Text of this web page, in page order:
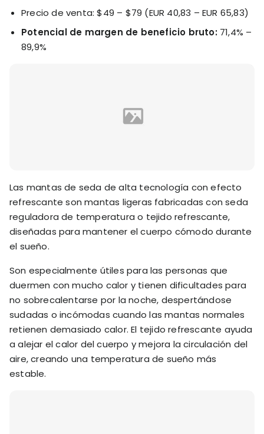
Precio de venta: $49 – $79 (EUR 40,83 – EUR 65,83)
Potencial de margen de beneficio bruto:71,4% –
89,9%
Las mantas de seda de alta tecnología con efecto
refrescante son mantas ligeras fabricadas con seda
reguladora de temperatura o tejido refrescante,
diseñadas para mantener el cuerpo cómodo durante
el sueño.
Son especialmente útiles para las personas que
duermen con mucho calor y tienen dificultades para
no sobrecalentarse por la noche, despertándose
sudadas o incómodas cuando las mantas normales
retienen demasiado calor. El tejido refrescante ayuda
a alejar el calor del cuerpo y mejora la circulación del
aire, creando una temperatura de sueño más
estable.